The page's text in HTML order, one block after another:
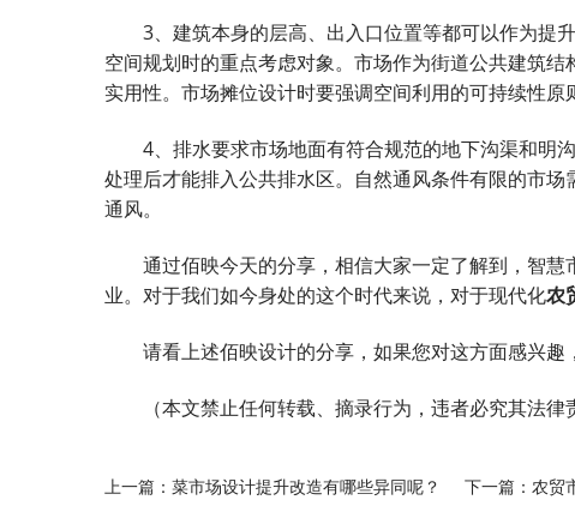
3、建筑本身的层高、出入口位置等都可以作为提
空间规划时的重点考虑对象。市场作为街道公共建筑
实用性。市场摊位设计时要强调空间利用的可持续性原
4、排水要求市场地面有符合规范的地下沟渠和明
处理后才能排入公共排水区。自然通风条件有限的市
通风。
通过佰映今天的分享，相信大家一定了解到，智慧
业。对于我们如今身处的这个时代来说，对于现代化农
请看上述佰映设计的分享，如果您对这方面感兴趣
（本文禁止任何转载、摘录行为，违者必究其法律
上一篇： 菜市场设计提升改造有哪些异同呢？ 下一篇： 农贸